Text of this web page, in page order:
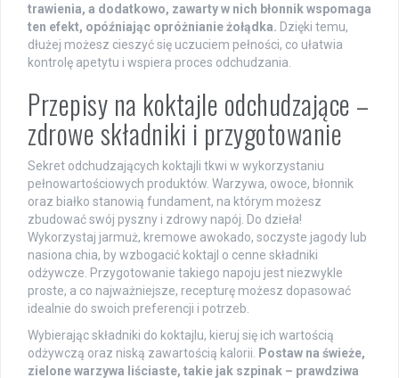
trawienia, a dodatkowo, zawarty w nich błonnik wspomaga
ten efekt, opóźniając opróżnianie żołądka. Dzięki temu,
dłużej możesz cieszyć się uczuciem pełności, co ułatwia
kontrolę apetytu i wspiera proces odchudzania.
Przepisy na koktajle odchudzające –
zdrowe składniki i przygotowanie
Sekret odchudzających koktajli tkwi w wykorzystaniu
pełnowartościowych produktów. Warzywa, owoce, błonnik
oraz białko stanowią fundament, na którym możesz
zbudować swój pyszny i zdrowy napój. Do dzieła!
Wykorzystaj jarmuż, kremowe awokado, soczyste jagody lub
nasiona chia, by wzbogacić koktajl o cenne składniki
odżywcze. Przygotowanie takiego napoju jest niezwykle
proste, a co najważniejsze, recepturę możesz dopasować
idealnie do swoich preferencji i potrzeb.
Wybierając składniki do koktajlu, kieruj się ich wartością
odżywczą oraz niską zawartością kalorii.
Postaw na świeże,
zielone warzywa liściaste, takie jak szpinak – prawdziwa